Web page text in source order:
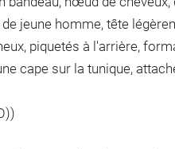
jeune homme, tête
piquetés à l'arrière,
cape sur la tunique,